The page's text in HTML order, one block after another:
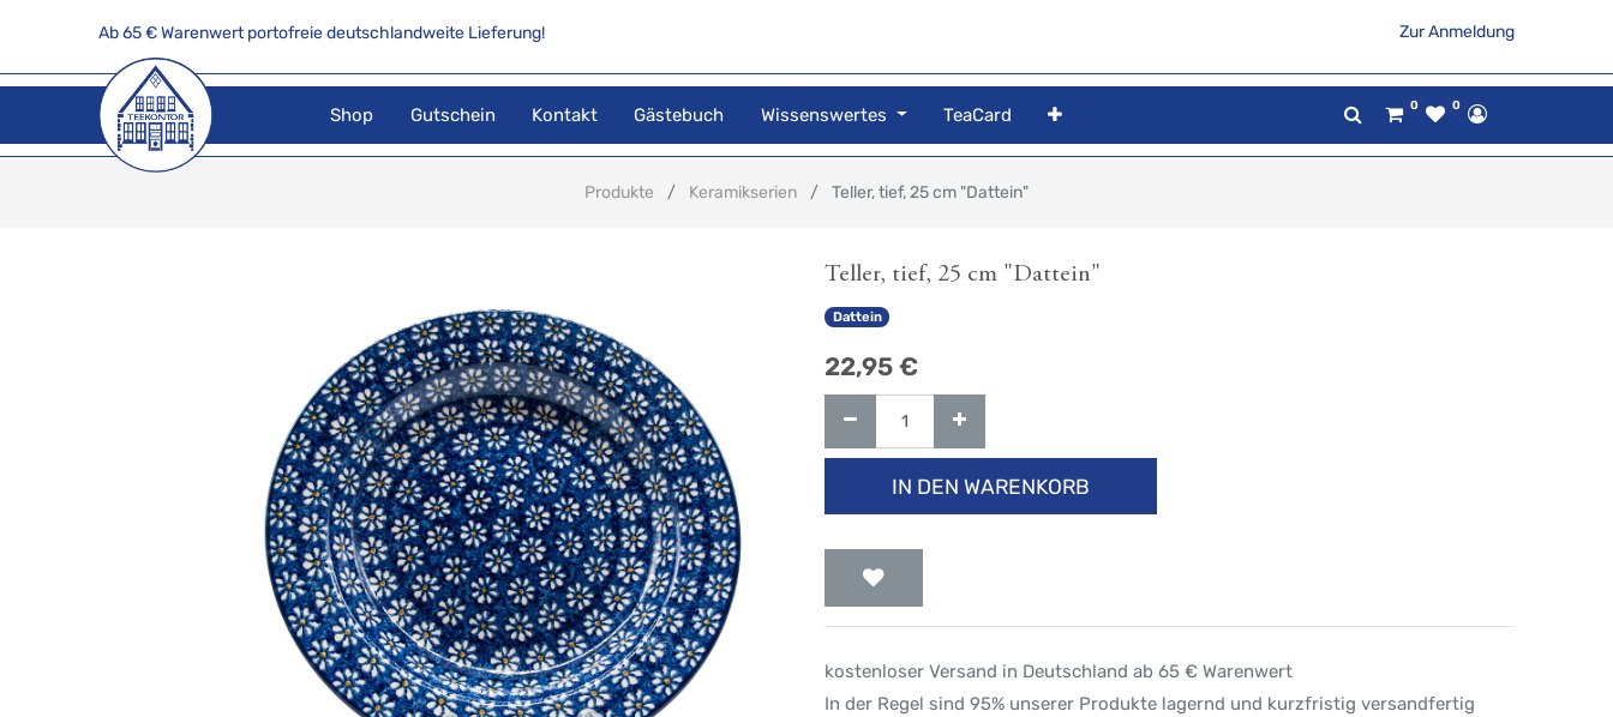
Ab 65 € Warenwert portofreie deutschlandweite Lieferung! Zur Anmeldung
Shop Gutschein Kontakt Gästebuch Wissenswertes TeaCard 0 0
Produkte Keramikserien Teller, tief, 25 cm "Dattein"
Teller, tief, 25 cm "Dattein"
Dattein
22,95 €
IN DEN WARENKORB
kostenloser Versand in Deutschland ab 65 € Warenwert
In der Regel sind 95% unserer Produkte lagernd und kurzfristig versandfertig